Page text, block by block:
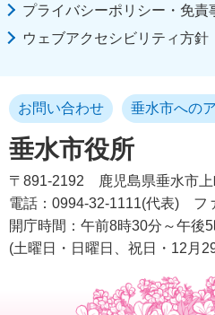
プライバシーポリシー・免責
ウェブアクセシビリティ方針
垂水市役所
お問い合わせ 垂水市への
〒891-2192
鹿児島県垂水市
電話：0994-32-1111(代表)
フ
開庁時間：午前8時30分～午後
(土曜日・日曜日、祝日・12月